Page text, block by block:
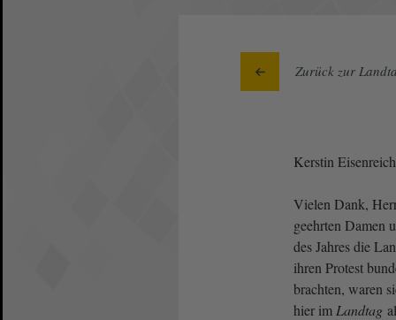
Zurück zur
Kerstin
Vielen Dank,
geehrten Damen
des Jahres die
ihren Protest
brachten, waren
hier im Landtag